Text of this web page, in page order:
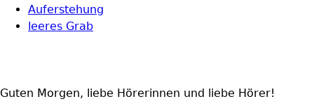
Auferstehung
leeres Grab
Guten Morgen, liebe Hörerinnen und liebe Hörer!